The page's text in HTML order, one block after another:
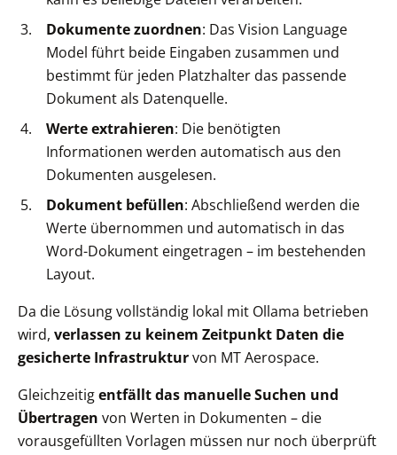
Dokumente zuordnen: Das Vision Language
Model führt beide Eingaben zusammen und
bestimmt für jeden Platzhalter das passende
Dokument als Datenquelle.
Werte extrahieren: Die benötigten
Informationen werden automatisch aus den
Dokumenten ausgelesen.
Dokument befüllen: Abschließend werden die
Werte übernommen und automatisch in das
Word-Dokument eingetragen – im bestehenden
Layout.
Da die Lösung vollständig lokal mit Ollama betrieben
wird, verlassen zu keinem Zeitpunkt Daten die
gesicherte Infrastrukturvon MT Aerospace.
Gleichzeitigentfällt das manuelle Suchen und
Übertragen von Werten in Dokumenten – die
vorausgefüllten Vorlagen müssen nur noch überprüft